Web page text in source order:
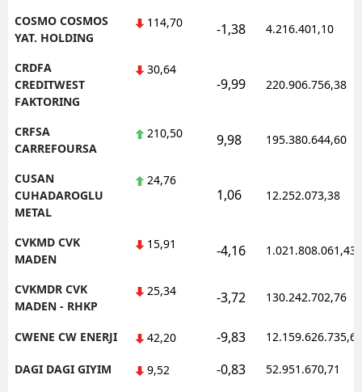
COSMO COSMOS
YAT. HOLDING
114,70 -1,38 4.216.401,10
CRDFA
CREDITWEST
FAKTORING
30,64
-9,99 220.906.756,38
CRFSA
CARREFOURSA
210,50 9,98 195.380.644,60
CUSAN
CUHADAROGLU
METAL
24,76
1,06 12.252.073,38
CVKMD CVK
MADEN
15,91 -4,16 1.021.808.061,43
CVKMDR CVK
MADEN - RHKP
25,34 -3,72 130.242.702,76
CWENE CW ENERJI 42,20 -9,83 12.159.626.735,62
DAGI DAGI GIYIM 9,52 -0,83 52.951.670,71